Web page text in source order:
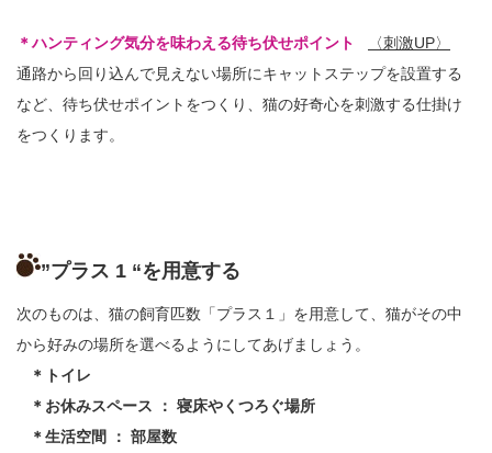
＊ハンティング気分を味わえる待ち伏せポイント
〈刺激UP〉
通路から回り込んで見えない場所にキャットステップを設置する
など、待ち伏せポイントをつくり、猫の好奇心を刺激する仕掛け
をつくります。
”プラス 1 “を用意する
次のものは、猫の飼育匹数「プラス１」を用意して、猫がその中
から好みの場所を選べるようにしてあげましょう。
＊トイレ
＊お休みスペース ： 寝床やくつろぐ場所
＊生活空間 ： 部屋数